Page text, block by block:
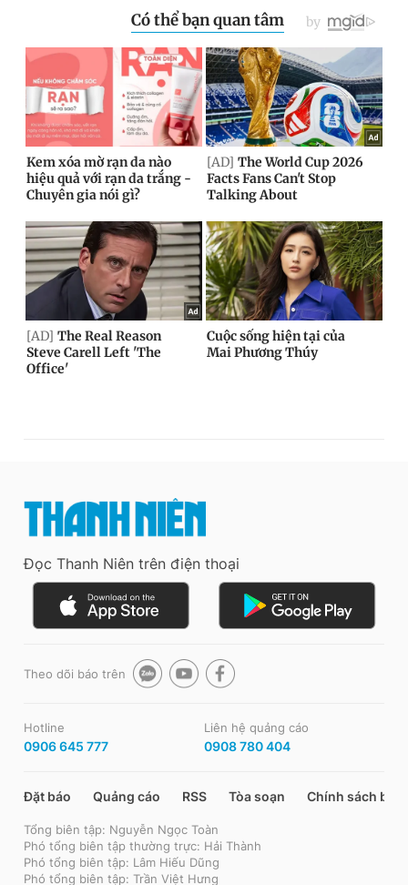
Đọc Thanh Niên trên điện thoại
Theo dõi báo trên
Hotline
0906 645 777
Liên hệ quảng cáo
0908 780 404
Đặt báo Quảng cáo RSS Tòa soạn Chính sách bảo
Tổng biên tập: Nguyễn Ngọc Toàn
Phó tổng biên tập thường trực: Hải Thành
Phó tổng biên tập: Lâm Hiếu Dũng
Phó tổng biên tập: Trần Việt Hưng